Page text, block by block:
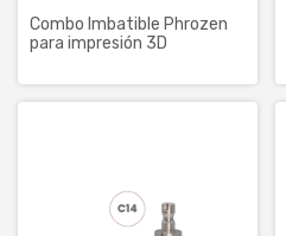
Combo Imbatible Phrozen
para impresión 3D